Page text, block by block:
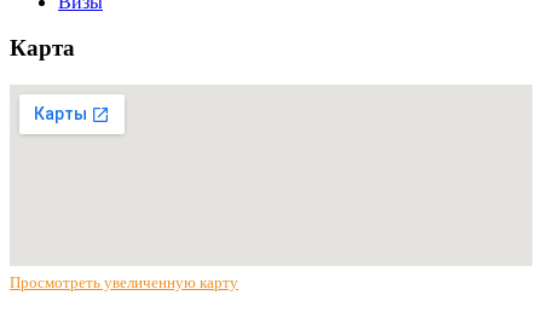
Карта
Просмотреть увеличенную карту